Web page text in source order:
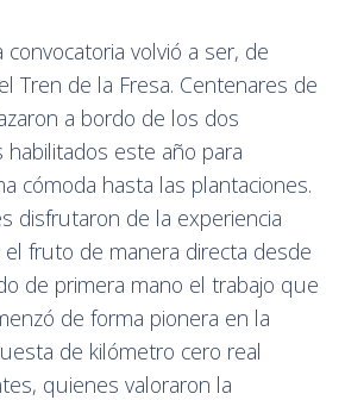
volvió a ser, de
Tren de la Fresa. Centenares de
a bordo de los dos
este año para
cómoda hasta las plantaciones.
disfrutaron de la experiencia
fruto de manera directa desde
de primera mano el trabajo que
de forma pionera en la
de kilómetro cero real
quienes valoraron la